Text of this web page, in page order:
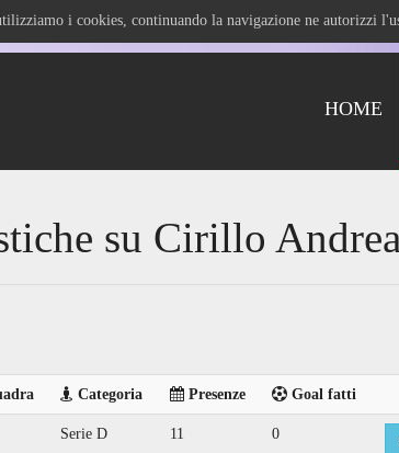
i cookies, continuando la navigazione ne autorizzi
HOME
su Cirillo Andrea
Categoria Presenze Goal fatti
Serie D 11 0